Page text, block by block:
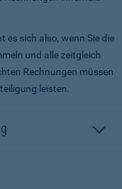
es sich also, wenn Sie die
und alle zeitgleich
Rechnungen müssen
leisten.